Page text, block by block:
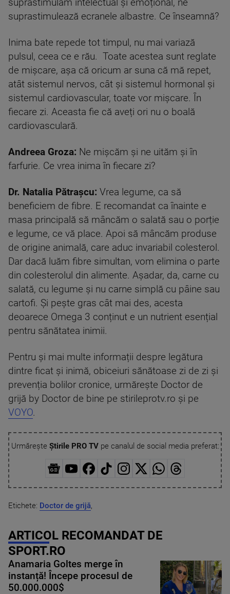
suprastimulăm intelectual și emoțional, ne
suprastimulează ecranele albastre. Ce înseamnă?
Inima bate repede tot timpul, nu mai variază
pulsul, ceea ce e rău. Toate acestea sunt reglate
de mișcare, așa că oricum ar suna că mă repet,
atât sistemul nervos, cât și sistemul hormonal și
sistemul cardiovascular, toate vor mișcare. În
fiecare zi. Aceasta fie că aveți ori nu o boală
cardiovasculară.
Andreea Groza: Ne mișcăm și ne uităm și în
farfurie. Ce vrea inima în fiecare zi?
Dr. Natalia Pătrașcu: Vrea legume, ca să
beneficiem de fibre. E recomandat ca înainte e
masa principală să mâncăm o salată sau o porție
e legume, ce vă place. Apoi să mâncăm produse
de origine animală, care aduc invariabil colesterol.
Dar dacă luăm fibre simultan, vom elimina o parte
din colesterolul din alimente. Așadar, da, carne cu
salată, cu legume și nu carne simplă cu pâine sau
cartofi. Și pește gras cât mai des, acesta
deoarece Omega 3 conținut e un nutrient esențial
pentru sănătatea inimii.
Pentru și mai multe informații despre legătura
dintre ficat și inimă, obiceiuri sănătoase zi de zi și
prevenția bolilor cronice, urmărește Doctor de
grijă by Doctor de bine pe stirileprotv.ro și pe
VOYO.
Urmărește Știrile PRO TVpe canalul de social media preferat:
Etichete: Doctor de grijă,
ARTICOL RECOMANDAT DE
SPORT.RO
Anamaria Goltes merge în
instanță! Începe procesul de
50.000.000$